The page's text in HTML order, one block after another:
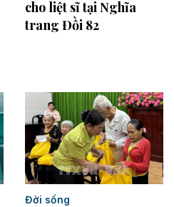
cho liệt sĩ tại Nghĩa
trang Đồi 82
Đời sống